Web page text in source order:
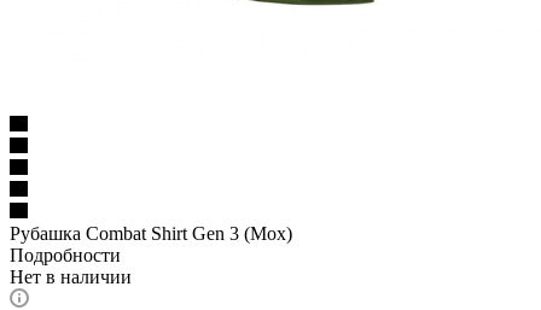
Рубашка Combat Shirt Gen 3 (Mox)
Подробности
Нет в наличии